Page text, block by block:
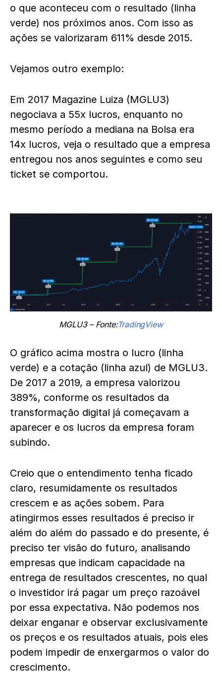
o que aconteceu com o resultado (linha
verde) nos próximos anos. Com isso as
ações se valorizaram 611% desde 2015.
Vejamos outro exemplo:
Em 2017 Magazine Luiza (MGLU3)
negociava a 55x lucros, enquanto no
mesmo período a mediana na Bolsa era
14x lucros, veja o resultado que a empresa
entregou nos anos seguintes e como seu
ticket se comportou.
MGLU3 – Fonte:TradingView
O gráfico acima mostra o lucro (linha
verde) e a cotação (linha azul) de MGLU3.
De 2017 a 2019, a empresa valorizou
389%, conforme os resultados da
transformação digital já começavam a
aparecer e os lucros da empresa foram
subindo.
Creio que o entendimento tenha ficado
claro, resumidamente os resultados
crescem e as ações sobem. Para
atingirmos esses resultados é preciso ir
além do além do passado e do presente, é
preciso ter visão do futuro, analisando
empresas que indicam capacidade na
entrega de resultados crescentes, no qual
o investidor irá pagar um preço razoável
por essa expectativa. Não podemos nos
deixar enganar e observar exclusivamente
os preços e os resultados atuais, pois eles
podem impedir de enxergarmos o valor do
crescimento.